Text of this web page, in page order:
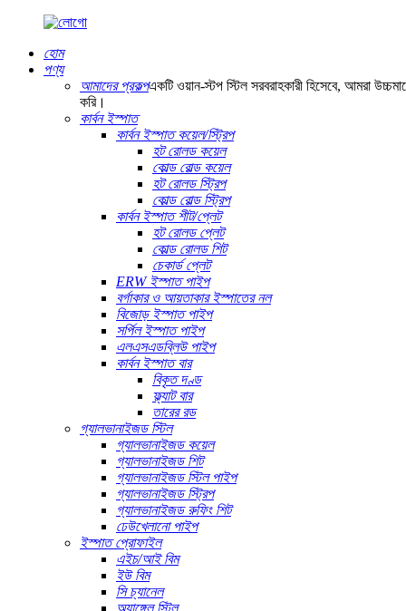
হোম
পণ্য
আমাদের প্রকল্পএকটি ওয়ান-স্টপ স্টিল সরবরাহকারী হিসেবে, আমরা
করি।
কার্বন ইস্পাত
কার্বন ইস্পাত কয়েল/স্ট্রিপ
হট রোলড কয়েল
কোল্ড রোল্ড কয়েল
হট রোলড স্ট্রিপ
কোল্ড রোল্ড স্ট্রিপ
কার্বন ইস্পাত শীট/প্লেট
হট রোলড প্লেট
কোল্ড রোলড শিট
চেকার্ড প্লেট
ERW ইস্পাত পাইপ
বর্গাকার ও আয়তাকার ইস্পাতের নল
বিজোড় ইস্পাত পাইপ
সর্পিল ইস্পাত পাইপ
এলএসএডব্লিউ পাইপ
কার্বন ইস্পাত বার
বিকৃত দণ্ড
ফ্ল্যাট বার
তারের রড
গ্যালভানাইজড স্টিল
গ্যালভানাইজড কয়েল
গ্যালভানাইজড শিট
গ্যালভানাইজড স্টিল পাইপ
গ্যালভানাইজড স্ট্রিপ
গ্যালভানাইজড রুফিং শিট
ঢেউখেলানো পাইপ
ইস্পাত প্রোফাইল
এইচ/আই বিম
ইউ বিম
সি চ্যানেল
অ্যাঙ্গেল স্টিল